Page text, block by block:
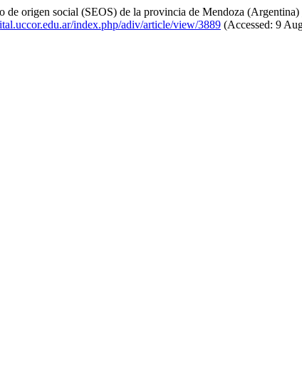
origen social (SEOS) de la provincia de Mendoza
index.php/adiv/article/view/3889 (Accessed: 9